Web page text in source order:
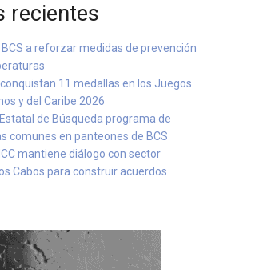
recientes
BCS a reforzar medidas de prevención
11 medallas en los Juegos
y del Caribe 2026
de Búsqueda programa de
comunes en panteones de BCS
mantiene diálogo con sector
Cabos para construir acuerdos